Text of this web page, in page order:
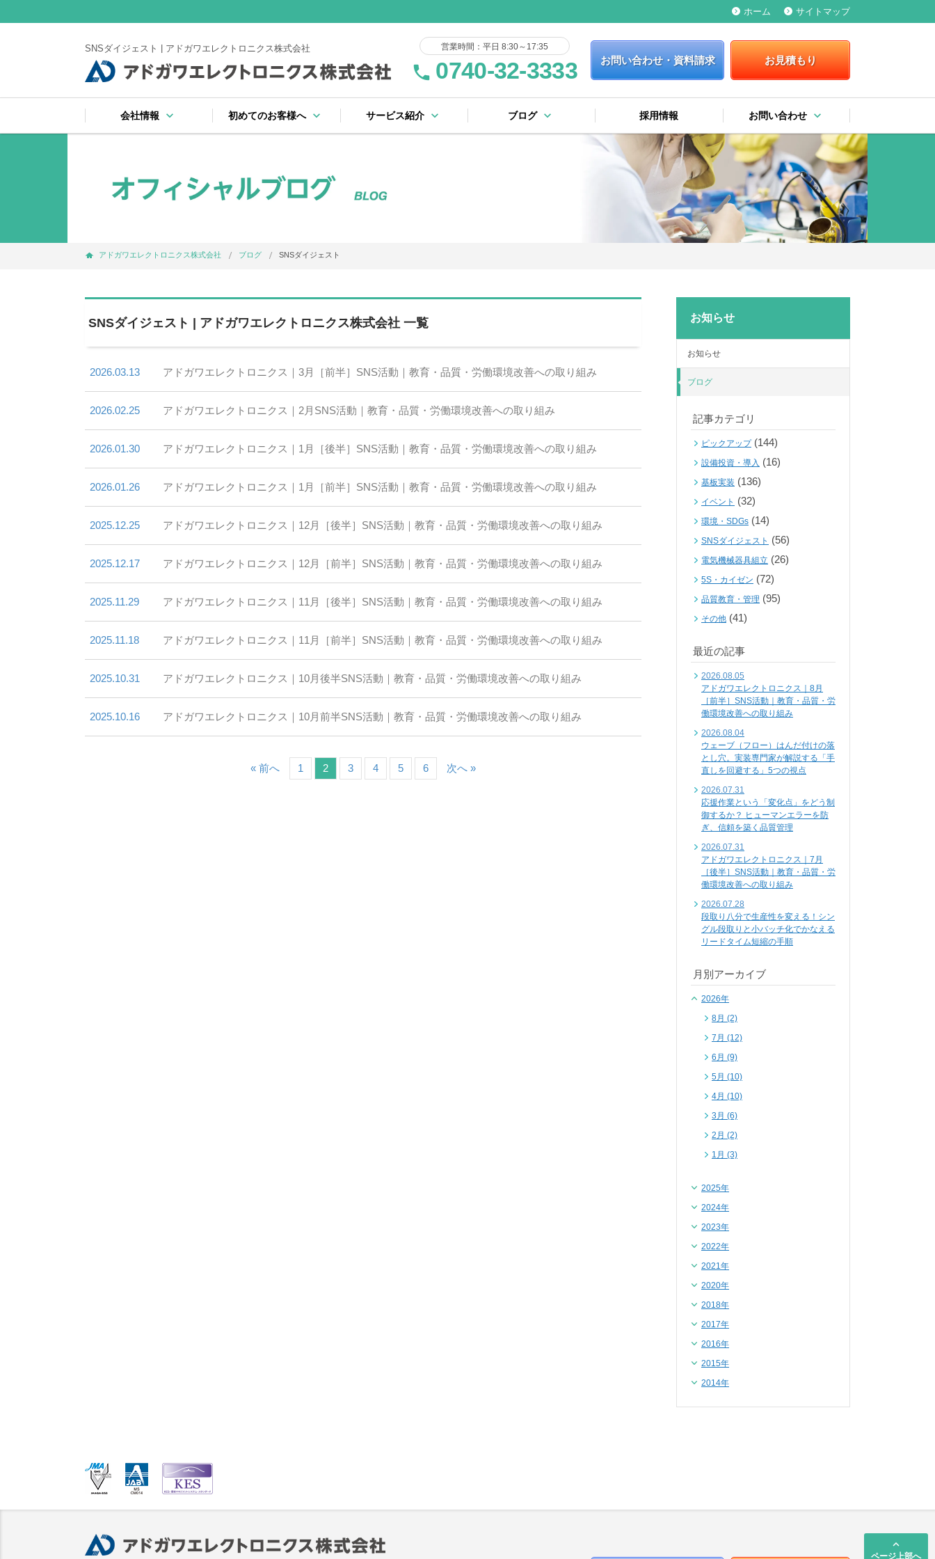
keyboard_arrow_right ホーム keyboard_arrow_right サイトマップ
SNSダイジェスト | アドガワエレクトロニクス株式会社 営業時間：平日 8:30～17:35
phone 0740-32-3333 お問い合わせ・資料請求 お見積もり
会社情報 keyboard_arrow_down 初めてのお客様へ keyboard_arrow_down サービス紹介 keyboard_arrow_down ブログ keyboard_arrow_down 採用情報 お問い合わせ keyboard_arrow_down
keyboard_arrow_rightお問い合わせ・資料請求
keyboard_arrow_rightお見積もり
keyboard_arrow_right弊社への提案
アドガワエレクトロニクス株式会社 ブログ SNSダイジェスト
SNSダイジェスト | アドガワエレクトロニクス株式会社 一覧
2026.03.13 アドガワエレクトロニクス｜3月［前半］SNS活動｜教育・品質・労働環境改善への取り組み
2026.02.25 アドガワエレクトロニクス｜2月SNS活動｜教育・品質・労働環境改善への取り組み
2026.01.30 アドガワエレクトロニクス｜1月［後半］SNS活動｜教育・品質・労働環境改善への取り組み
2026.01.26 アドガワエレクトロニクス｜1月［前半］SNS活動｜教育・品質・労働環境改善への取り組み
2025.12.25 アドガワエレクトロニクス｜12月［後半］SNS活動｜教育・品質・労働環境改善への取り組み
2025.12.17 アドガワエレクトロニクス｜12月［前半］SNS活動｜教育・品質・労働環境改善への取り組み
2025.11.29 アドガワエレクトロニクス｜11月［後半］SNS活動｜教育・品質・労働環境改善への取り組み
2025.11.18 アドガワエレクトロニクス｜11月［前半］SNS活動｜教育・品質・労働環境改善への取り組み
2025.10.31 アドガワエレクトロニクス｜10月後半SNS活動｜教育・品質・労働環境改善への取り組み
2025.10.16 アドガワエレクトロニクス｜10月前半SNS活動｜教育・品質・労働環境改善への取り組み
« 前へ 1 2 3 4 5 6 次へ »
お知らせ
お知らせ
ブログ
記事カテゴリ
ピックアップ(144)
設備投資・導入 (16)
基板実装 (136)
イベント (32)
環境・SDGs (14)
SNSダイジェスト (56)
電気機械器具組立 (26)
5S・カイゼン (72)
品質教育・管理 (95)
その他 (41)
最近の記事
2026.08.05
アドガワエレクトロニクス｜8月
［前半］SNS活動｜教育・品質・労
働環境改善への取り組み
2026.08.04
ウェーブ（フロー）はんだ付けの落
とし穴。実装専門家が解説する「手
直しを回避する」5つの視点
2026.07.31
応援作業という「変化点」をどう制
御するか？ ヒューマンエラーを防
ぎ、信頼を築く品質管理
2026.07.31
アドガワエレクトロニクス｜7月
［後半］SNS活動｜教育・品質・労
働環境改善への取り組み
2026.07.28
段取り八分で生産性を変える！シン
グル段取りと小バッチ化でかなえる
リードタイム短縮の手順
月別アーカイブ
2026年
8月 (2)
7月 (12)
6月 (9)
5月 (10)
4月 (10)
3月 (6)
2月 (2)
1月 (3)
2025年
2024年
2023年
2022年
2021年
2020年
2018年
2017年
2016年
2015年
2014年
keyboard_arrow_up
ページ上部へ